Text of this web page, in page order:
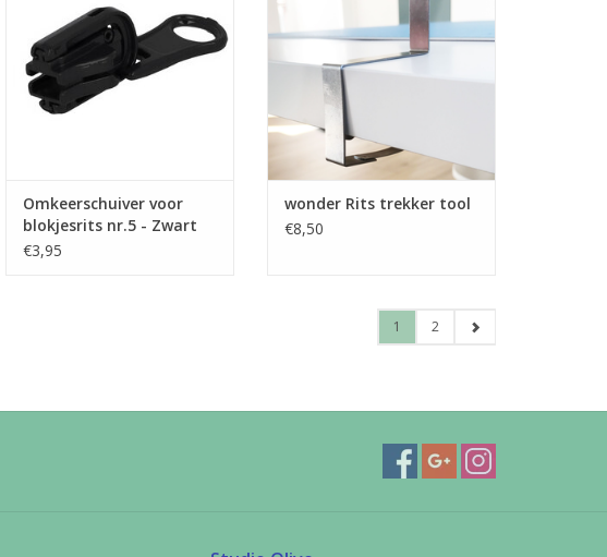
nr.5 - Zwart
TOEVOEGEN AAN WINKELWAGEN
Omkeerschuiver voor
blokjesrits nr.5 - Zwart
€3,95
plaatsen van een ritstrekker op
een rits.
TOEVOEGEN AAN WINKELWAGEN
wonder Rits trekker tool
€8,50
1 2